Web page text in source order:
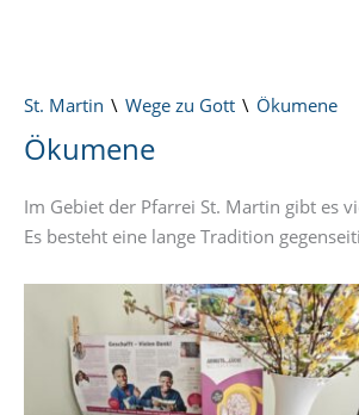
St. Martin Wege zu Gott Ökumene
Ökumene
Im Gebiet der Pfarrei St. Martin gibt es
Es besteht eine lange Tradition